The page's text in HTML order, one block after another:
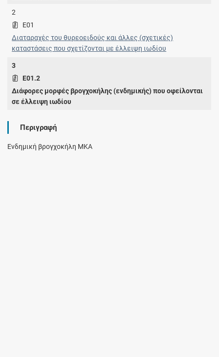
2
E01
Διαταραχές του θυρεοειδούς και άλλες (σχετικές)
καταστάσεις που σχετίζονται με έλλειψη ιωδίου
3
E01.2
Διάφορες μορφές βρογχοκήλης (ενδημικής) που οφείλονται
σε έλλειψη ιωδίου
Περιγραφή
Ενδημική βρογχοκήλη ΜΚΑ